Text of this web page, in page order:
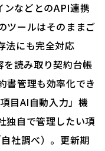
などとのAPI連携
ツールはそのままご
法にも完全対応
を読み取り契約台帳
書管理も効率化でき
目AI自動入力」機
独自で管理したい項
自社調べ）。更新期